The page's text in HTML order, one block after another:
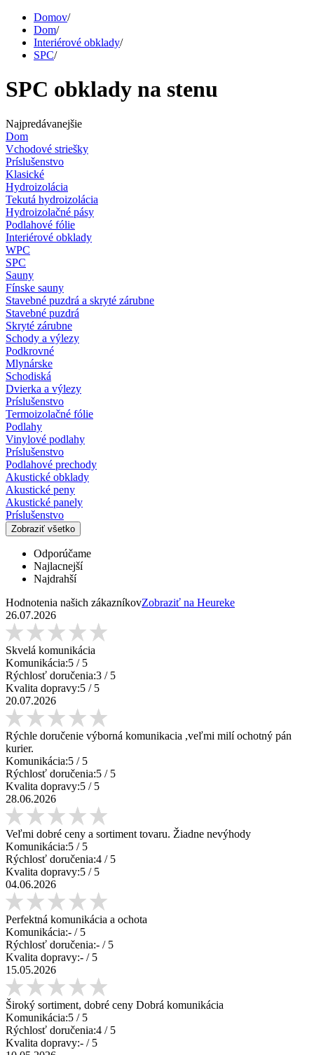
Domov/
Dom/
Interiérové obklady/
SPC/
SPC obklady na stenu
Najpredávanejšie
Dom
Vchodové striešky
Príslušenstvo
Klasické
Hydroizolácia
Tekutá hydroizolácia
Hydroizolačné pásy
Podlahové fólie
Interiérové obklady
WPC
SPC
Sauny
Fínske sauny
Stavebné puzdrá a skryté zárubne
Stavebné puzdrá
Skryté zárubne
Schody a výlezy
Podkrovné
Mlynárske
Schodiská
Dvierka a výlezy
Príslušenstvo
Termoizolačné fólie
Podlahy
Vinylové podlahy
Príslušenstvo
Podlahové prechody
Akustické obklady
Akustické peny
Akustické panely
Príslušenstvo
Zobraziť všetko
Odporúčame
Najlacnejší
Najdrahší
Hodnotenia našich zákazníkovZobraziť na Heureke
26.07.2026
Skvelá komunikácia
Komunikácia:5 / 5
Rýchlosť doručenia:3 / 5
Kvalita dopravy:5 / 5
20.07.2026
Rýchle doručenie výborná komunikacia ,veľmi milí ochotný pán
kurier.
Komunikácia:5 / 5
Rýchlosť doručenia:5 / 5
Kvalita dopravy:5 / 5
28.06.2026
Veľmi dobré ceny a sortiment tovaru. Žiadne nevýhody
Komunikácia:5 / 5
Rýchlosť doručenia:4 / 5
Kvalita dopravy:5 / 5
04.06.2026
Perfektná komunikácia a ochota
Komunikácia:- / 5
Rýchlosť doručenia:- / 5
Kvalita dopravy:- / 5
15.05.2026
Široký sortiment, dobré ceny Dobrá komunikácia
Komunikácia:5 / 5
Rýchlosť doručenia:4 / 5
Kvalita dopravy:- / 5